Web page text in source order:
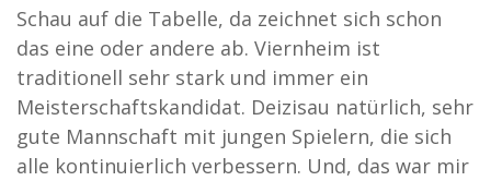
Schau auf die Tabelle, da zeichnet sich schon
das eine oder andere ab. Viernheim ist
traditionell sehr stark und immer ein
Meisterschaftskandidat. Deizisau natürlich, sehr
gute Mannschaft mit jungen Spielern, die sich
alle kontinuierlich verbessern. Und, das war mir